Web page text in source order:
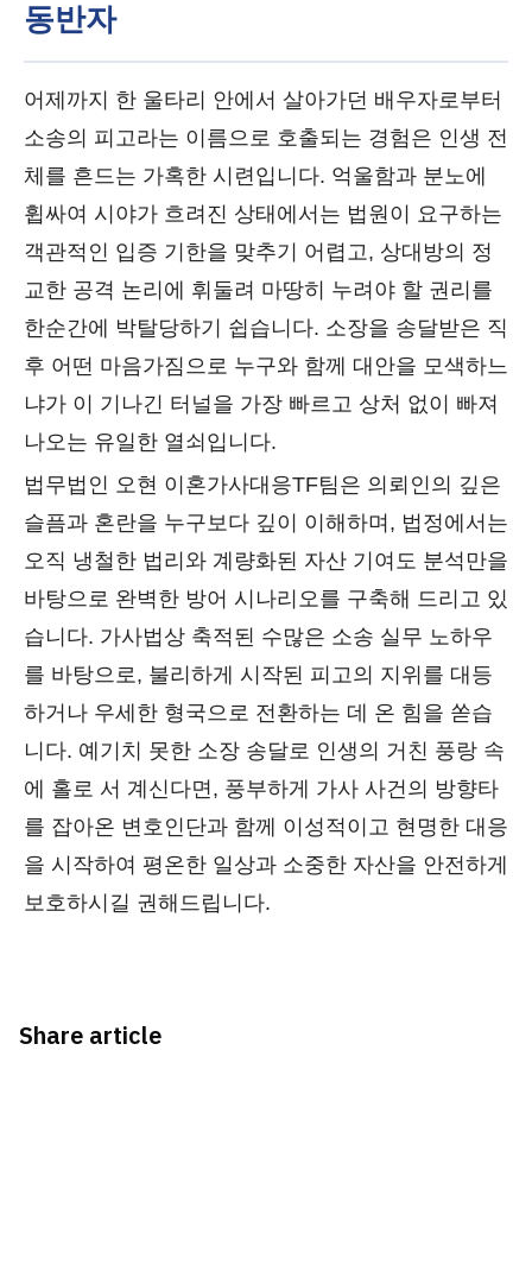
동반자
어제까지 한 울타리 안에서 살아가던 배우자로부터
소송의 피고라는 이름으로 호출되는 경험은 인생 전
체를 흔드는 가혹한 시련입니다. 억울함과 분노에
휩싸여 시야가 흐려진 상태에서는 법원이 요구하는
객관적인 입증 기한을 맞추기 어렵고, 상대방의 정
교한 공격 논리에 휘둘려 마땅히 누려야 할 권리를
한순간에 박탈당하기 쉽습니다. 소장을 송달받은 직
후 어떤 마음가짐으로 누구와 함께 대안을 모색하느
냐가 이 기나긴 터널을 가장 빠르고 상처 없이 빠져
나오는 유일한 열쇠입니다.
법무법인 오현 이혼가사대응TF팀은 의뢰인의 깊은
슬픔과 혼란을 누구보다 깊이 이해하며, 법정에서는
오직 냉철한 법리와 계량화된 자산 기여도 분석만을
바탕으로 완벽한 방어 시나리오를 구축해 드리고 있
습니다. 가사법상 축적된 수많은 소송 실무 노하우
를 바탕으로, 불리하게 시작된 피고의 지위를 대등
하거나 우세한 형국으로 전환하는 데 온 힘을 쏟습
니다. 예기치 못한 소장 송달로 인생의 거친 풍랑 속
에 홀로 서 계신다면, 풍부하게 가사 사건의 방향타
를 잡아온 변호인단과 함께 이성적이고 현명한 대응
을 시작하여 평온한 일상과 소중한 자산을 안전하게
보호하시길 권해드립니다.
Share article